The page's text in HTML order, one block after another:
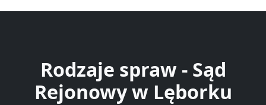
Rodzaje spraw - Sąd
Rejonowy w Lęborku